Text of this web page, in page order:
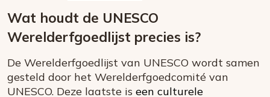
Wat houdt de UNESCO
Werelderfgoedlijst precies is?
De Werelderfgoedlijst van UNESCO wordt samen
gesteld door het Werelderfgoedcomité van
UNESCO. Deze laatste is een culturele